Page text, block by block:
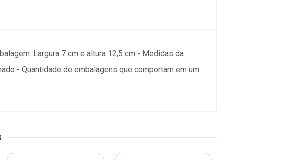
Largura 7 cm e altura 12,5 cm - Medidas da
- Quantidade de embalagens que comportam em um